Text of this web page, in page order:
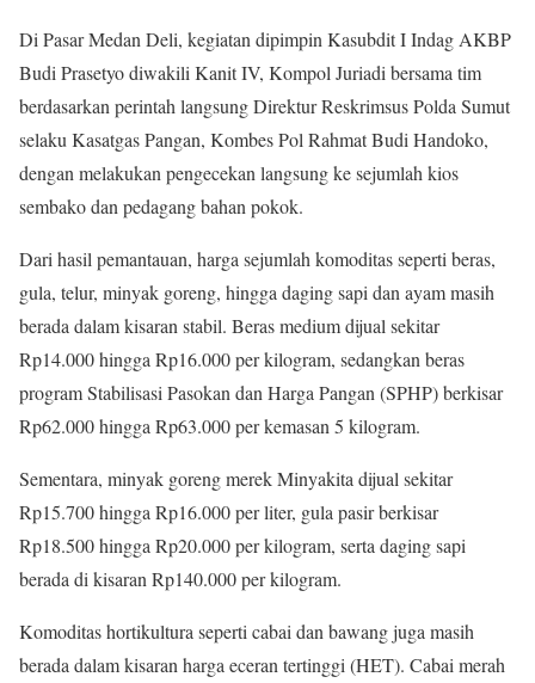
Di Pasar Medan Deli, kegiatan dipimpin Kasubdit I Indag AKBP
Budi Prasetyo diwakili Kanit IV, Kompol Juriadi bersama tim
berdasarkan perintah langsung Direktur Reskrimsus Polda Sumut
selaku Kasatgas Pangan, Kombes Pol Rahmat Budi Handoko,
dengan melakukan pengecekan langsung ke sejumlah kios
sembako dan pedagang bahan pokok.
Dari hasil pemantauan, harga sejumlah komoditas seperti beras,
gula, telur, minyak goreng, hingga daging sapi dan ayam masih
berada dalam kisaran stabil. Beras medium dijual sekitar
Rp14.000 hingga Rp16.000 per kilogram, sedangkan beras
program Stabilisasi Pasokan dan Harga Pangan (SPHP) berkisar
Rp62.000 hingga Rp63.000 per kemasan 5 kilogram.
Sementara, minyak goreng merek Minyakita dijual sekitar
Rp15.700 hingga Rp16.000 per liter, gula pasir berkisar
Rp18.500 hingga Rp20.000 per kilogram, serta daging sapi
berada di kisaran Rp140.000 per kilogram.
Komoditas hortikultura seperti cabai dan bawang juga masih
berada dalam kisaran harga eceran tertinggi (HET). Cabai merah